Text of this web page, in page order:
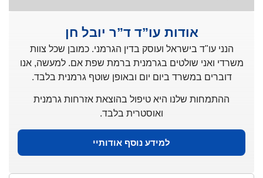
אודות עו”ד ד”ר יובל חן
הנני עו"ד בישראל ועוסק בדין הגרמני. כמובן שכל צוות
משרדי ואני שולטים בגרמנית ברמת שפת אם. למעשה, אנו
דוברים במשרד ביום יום ובאופן שוטף גרמנית בלבד.
ההתמחות שלנו היא טיפול בהוצאת אזרחות גרמנית
ואוסטרית בלבד.
למידע נוסף אודותיי